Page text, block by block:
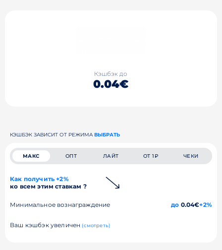
Кэшбэк до
0.04€
КЭШБЭК ЗАВИСИТ ОТ РЕЖИМА ВЫБРАТЬ
МАКС ОПТ ЛАЙТ ОТ 1₽ ЧЕКИ
Как получить +2%
ко всем этим ставкам ?
Минимальное вознаграждение до 0.04€+2%
Ваш кэшбэк увеличен (смотреть)